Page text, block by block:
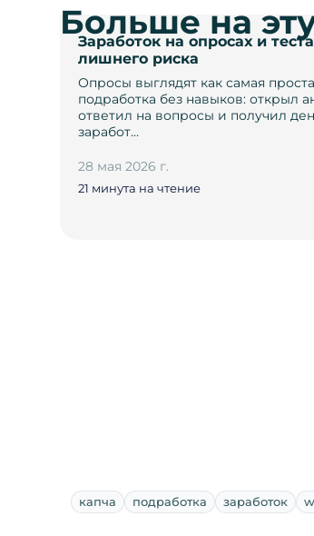
Заработок на опросах и
лишнего риска
Опросы выглядят как самая
подработка без навыков: открыл
ответил на вопросы и получил
заработ…
28 мая 2026 г.
21 минута на чтение
Больше на
капча подработка заработок